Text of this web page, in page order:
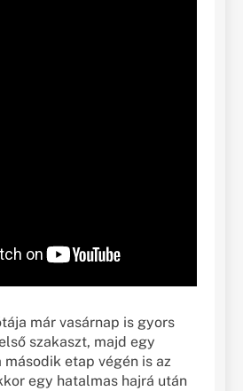
már vasárnap is gyors
szakaszt, majd egy
etap végén is az
egy hatalmas hajrá után